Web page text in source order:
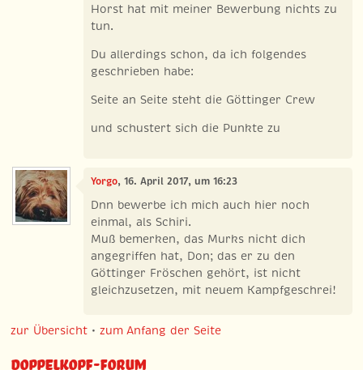
Horst hat mit meiner Bewerbung nichts zu
tun.
Du allerdings schon, da ich folgendes
geschrieben habe:
Seite an Seite steht die Göttinger Crew
und schustert sich die Punkte zu
Yorgo, 16. April 2017, um 16:23
Dnn bewerbe ich mich auch hier noch
einmal, als Schiri.
Muß bemerken, das Murks nicht dich
angegriffen hat, Don; das er zu den
Göttinger Fröschen gehört, ist nicht
gleichzusetzen, mit neuem Kampfgeschrei!
zur Übersicht •zum Anfang der Seite
Doppelkopf-Forum